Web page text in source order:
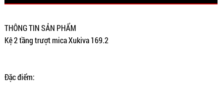
THÔNG TIN SẢN PHẨM
Kệ 2 tầng trượt mica Xukiva 169.2
Đặc điểm: